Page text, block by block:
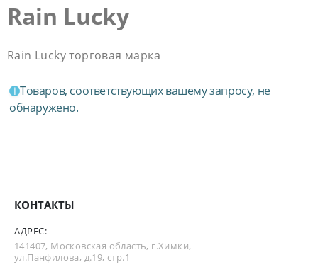
Rain Lucky
Rain Lucky торговая марка
Товаров, соответствующих вашему запросу, не
обнаружено.
КОНТАКТЫ
АДРЕС:
141407, Московская область, г.Химки,
ул.Панфилова, д.19, стр.1